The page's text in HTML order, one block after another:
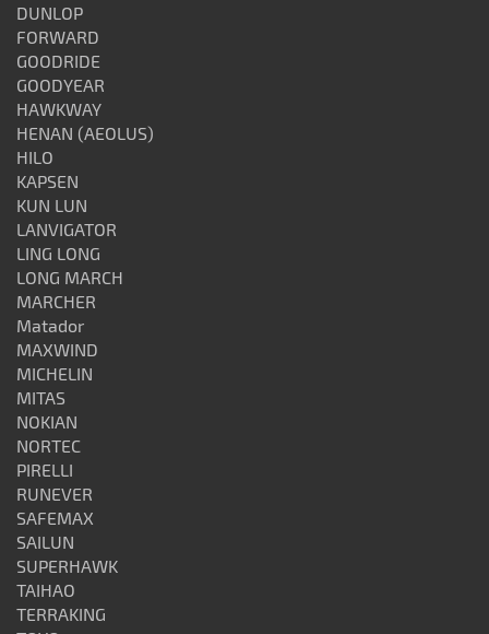
DUNLOP
FORWARD
GOODRIDE
GOODYEAR
HAWKWAY
HENAN (AEOLUS)
HILO
KAPSEN
KUN LUN
LANVIGATOR
LING LONG
LONG MARCH
MARCHER
Matador
MAXWIND
MICHELIN
MITAS
NOKIAN
NORTEC
PIRELLI
RUNEVER
SAFEMAX
SAILUN
SUPERHAWK
TAIHAO
TERRAKING